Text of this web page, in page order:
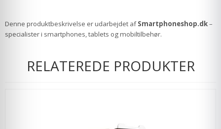
Denne produktbeskrivelse er udarbejdet afSmartphoneshop.dk–
specialister i smartphones, tablets og mobiltilbehør.
RELATEREDE PRODUKTER